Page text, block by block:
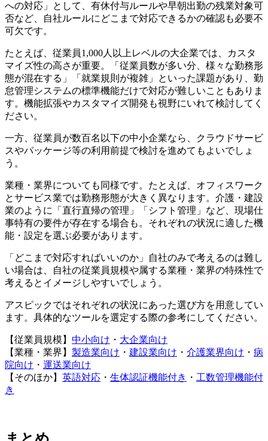
への対応」として、有休付与ルールや早朝出勤の残業対象可
否など、自社ルールにどこまで対応できるかの確認も必要不
可欠です。
たとえば、従業員1,000人以上レベルの大企業では、カスタ
マイズ性の高さが重要。「従業員数が多い分、様々な勤務形
態が混在する」「就業規則が複雑」といった課題があり、勤
怠管理システムの標準機能だけで対応が難しいこともありま
す。機能拡張やカスタマイズ開発も視野にいれて検討してく
ださい。
一方、従業員が数百名以下の中小企業なら、クラウドサービ
スやパッケージ等の利用前提で検討を進めてもよいでしょ
う。
業種・業界についても同様です。たとえば、オフィスワーク
とサービス業では勤務形態が大きく異なります。介護・建設
業のように「直行直帰の管理」「シフト管理」など、現場仕
事特有の要件が存在する場合も。それぞれの状況に適した機
能・設定を選ぶ必要があります。
「どこまで対応すればいいのか」自社のみで考えるのは難し
い場合は、自社の従業員規模や属する業種・業界の特殊性で
考えるとイメージしやすいでしょう。
アスピックではそれぞれの状況にあった選び方を用意してい
ます。具体的なツールを選定する際の参考にしてください。
【従業員規模】 中小向け ・ 大企業向け
【業種・業界】 製造業向け ・ 建設業向け ・ 介護業界向け ・ 病
院向け ・ 運送業向け
【そのほか】 英語対応 ・ 生体認証機能付き ・ 工数管理機能付
き